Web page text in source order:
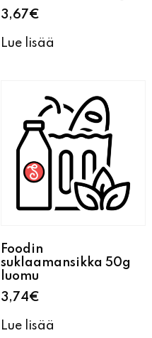
3,67€
Lue lisää
Foodin
suklaamansikka 50g
luomu
3,74€
Lue lisää